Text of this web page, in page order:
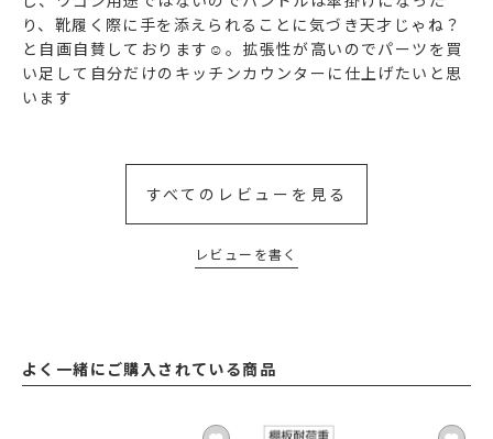
り、靴履く際に手を添えられることに気づき天才じゃね？
と自画自賛しております☺️。拡張性が高いのでパーツを買
い足して自分だけのキッチンカウンターに仕上げたいと思
います
すべてのレビューを見る
レビューを書く
よく一緒にご購入されている商品